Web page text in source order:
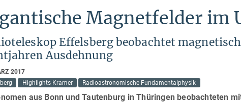
Magnetfelder im
Effelsberg beobachtet
Ausdehnung
2017
Highlights Kramer Radioastronomische Fundamentalphysik
aus Bonn und Tautenburg in Thüringen beobachteten